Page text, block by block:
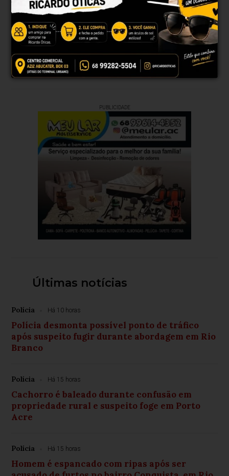
DOM
38°
24°
SEG
39°
TER
36°
QUA
38°
QUI
37°
23°
Atualizado às 06h01
PUBLICIDADE
Últimas notícias
Polícia Há 10 horas
Polícia desmonta possível ponto de tráfico
após suspeito fugir durante abordagem em Rio
Branco
Polícia Há 15 horas
Cachorro é baleado durante confusão em
propriedade rural e suspeito foge em Porto
Acre
Polícia Há 15 horas
Homem é espancado com ripas após ser